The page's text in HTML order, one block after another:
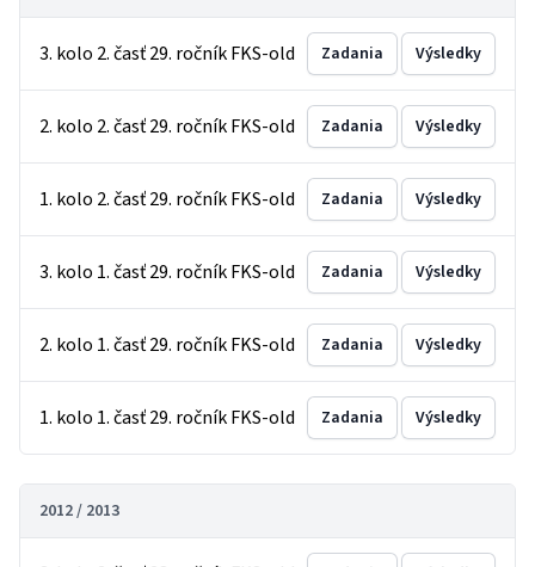
3. kolo 2. časť 29. ročník FKS-old Zadania Výsledky
2. kolo 2. časť 29. ročník FKS-old Zadania Výsledky
1. kolo 2. časť 29. ročník FKS-old Zadania Výsledky
3. kolo 1. časť 29. ročník FKS-old Zadania Výsledky
2. kolo 1. časť 29. ročník FKS-old Zadania Výsledky
1. kolo 1. časť 29. ročník FKS-old Zadania Výsledky
2012 / 2013